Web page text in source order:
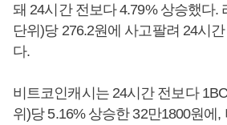
돼 24시간 전보다 4.79% 상승했다.
단위)당 276.2원에 사고팔려 24시
다.
비트코인캐시는 24시간 전보다
위)당 5.16% 상승한 32만1800원에,